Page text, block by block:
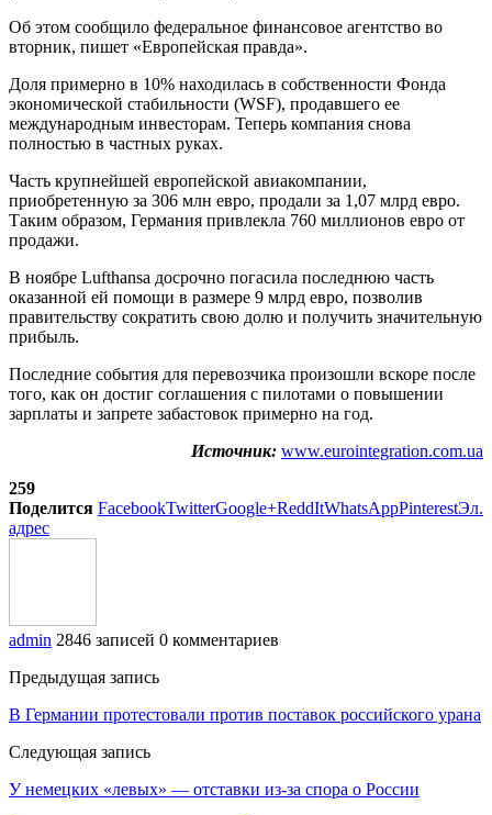
Об этом сообщило федеральное финансовое агентство во
вторник, пишет «Европейская правда».
Доля примерно в 10% находилась в собственности Фонда
экономической стабильности (WSF), продавшего ее
международным инвесторам. Теперь компания снова
полностью в частных руках.
Часть крупнейшей европейской авиакомпании,
приобретенную за 306 млн евро, продали за 1,07 млрд евро.
Таким образом, Германия привлекла 760 миллионов евро от
продажи.
В ноябре Lufthansa досрочно погасила последнюю часть
оказанной ей помощи в размере 9 млрд евро, позволив
правительству сократить свою долю и получить значительную
прибыль.
Последние события для перевозчика произошли вскоре после
того, как он достиг соглашения с пилотами о повышении
зарплаты и запрете забастовок примерно на год.
Источник: www.eurointegration.com.ua
259
Поделится FacebookTwitterGoogle+ReddItWhatsAppPinterestЭл.
адрес
admin 2846 записей 0 комментариев
Предыдущая запись
В Германии протестовали против поставок российского урана
Следующая запись
У немецких «левых» — отставки из-за спора о России